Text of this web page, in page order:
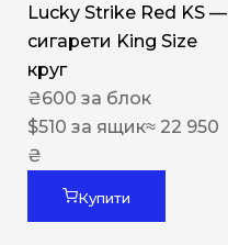
Lucky Strike Red KS —
сигарети King Size
круг
₴600 за блок
$510 за ящик≈ 22 950
₴
Купити